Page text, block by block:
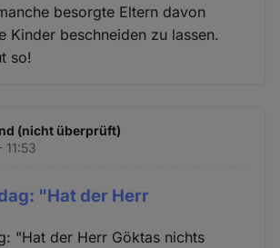
besorgte Eltern davon
Kinder beschneiden zu lassen.
so!
(nicht überprüft)
11:53
"Hat der Herr
"Hat der Herr Göktas nichts